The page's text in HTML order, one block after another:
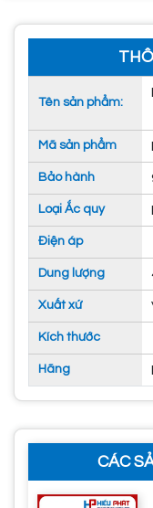
Tên sản phẩm:
Mã sản phẩm
Bảo hành
Loại Ắc quy
Điện áp
Dung lượng
Xuất xứ
Kích thước
Hãng
CÁC